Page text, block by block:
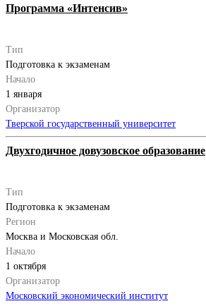
Программа «Интенсив»
Тип
Подготовка к экзаменам
Начало
1 января
Организатор
Тверской государственный университет
Двухгодичное довузовское образование
Тип
Подготовка к экзаменам
Регион
Москва и Московская обл.
Начало
1 октября
Организатор
Московский экономический институт